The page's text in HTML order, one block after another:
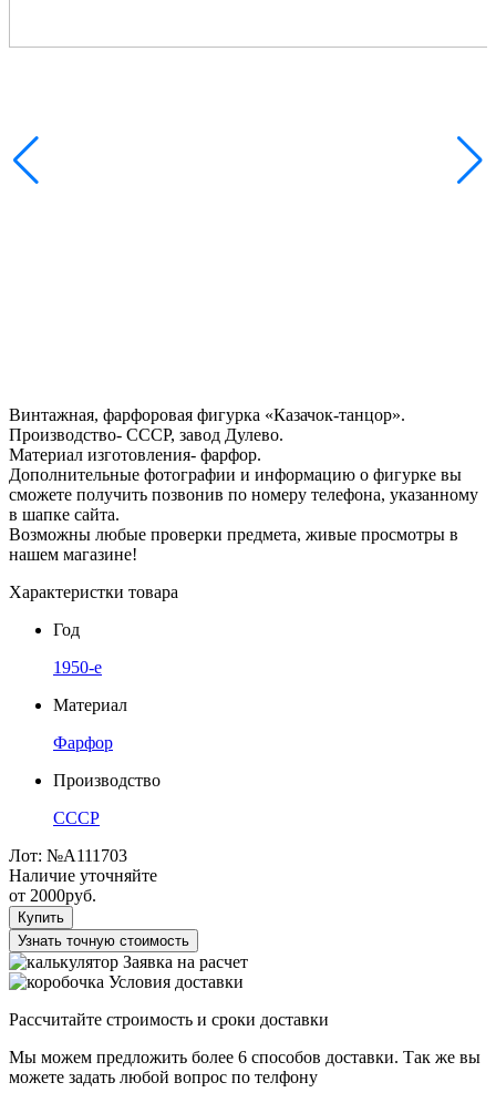
Винтажная, фарфоровая фигурка «Казачок-танцор».
Производство- СССР, завод Дулево.
Материал изготовления- фарфор.
Дополнительные фотографии и информацию о фигурке вы
сможете получить позвонив по номеру телефона, указанному
в шапке сайта.
Возможны любые проверки предмета, живые просмотры в
нашем магазине!
Характеристки товара
Год
1950-е
Материал
Фарфор
Производство
СССР
Лот: №А111703
Наличие уточняйте
от 2000руб.
Купить
Узнать точную стоимость
Заявка на расчет
Условия доставки
Рассчитайте строимость и сроки доставки
Мы можем предложить более 6 способов доставки. Так же вы
можете задать любой вопрос по телфону